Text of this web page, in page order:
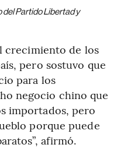
Partido Libertad y
crecimiento de los
pero sostuvo que
para los
negocio chino que
importados, pero
porque puede
afirmó.